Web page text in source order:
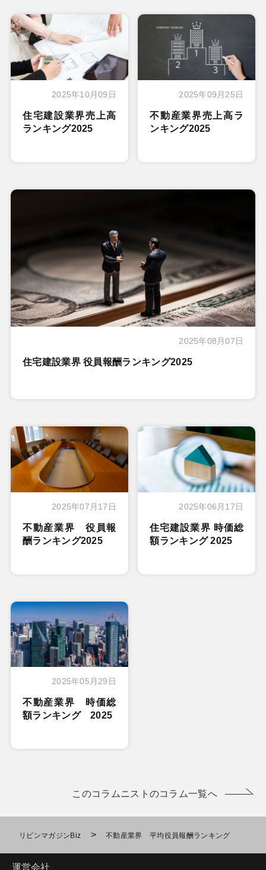
2025年10月09日
住宅建設業界売上高
ランキング2025
2025年09月25日
不動産業界売上高ラ
ンキング2025
2025年08月07日
住宅建設業界 役員報酬ランキング2025
2025年07月17日
不動産業界 役員報
酬ランキング2025
2025年06月17日
住宅建設業界 時価総
額ランキング 2025
2025年05月29日
不動産業界 時価総
額ランキング 2025
このコラムニストのコラム一覧へ
リビンマガジンBiz > 不動産業界 平均役員報酬ランキング
運営会社